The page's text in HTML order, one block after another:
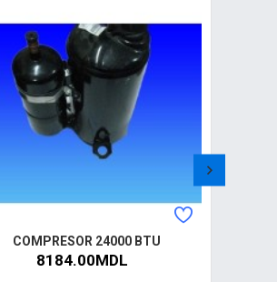
COMPRESOR 24000 BTU
8184.00MDL